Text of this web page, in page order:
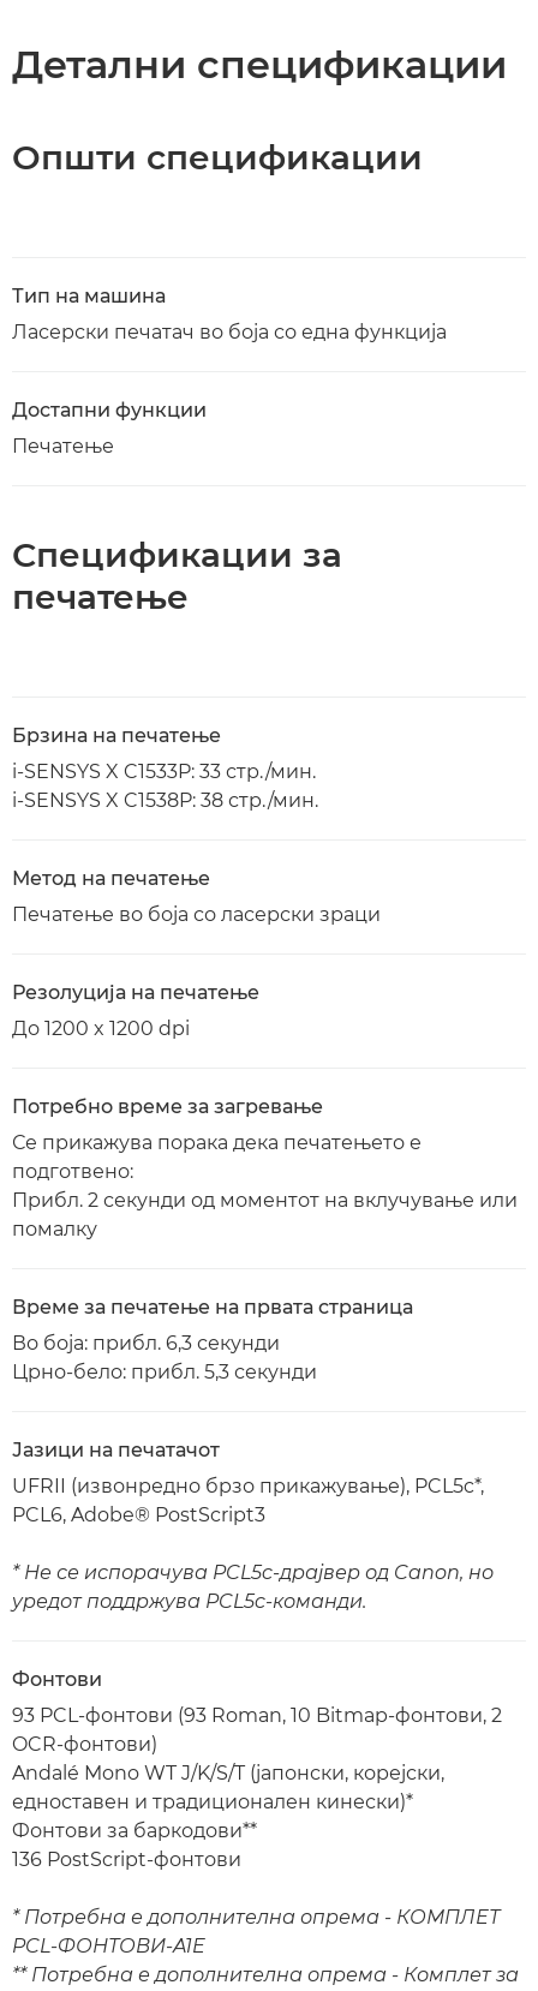
Детални спецификации
Општи спецификации
Тип на машина
Ласерски печатач во боја со една функција
Достапни функции
Печатење
Спецификации за
печатење
Брзина на печатење
i-SENSYS X C1533P: 33 стр./мин.
i-SENSYS X C1538P: 38 стр./мин.
Метод на печатење
Печатење во боја со ласерски зраци
Резолуција на печатење
До 1200 x 1200 dpi
Потребно време за загревање
Се прикажува порака дека печатењето е
подготвено:
Прибл. 2 секунди од моментот на вклучување или
помалку
Време за печатење на првата страница
Во боја: прибл. 6,3 секунди
Црно-бело: прибл. 5,3 секунди
Јазици на печатачот
UFRII (извонредно брзо прикажување), PCL5c*,
PCL6, Adobe® PostScript3
* Не се испорачува PCL5c-драјвер од Canon, но
уредот поддржува PCL5c-команди.
Фонтови
93 PCL-фонтови (93 Roman, 10 Bitmap-фонтови, 2
OCR-фонтови)
Andalé Mono WT J/K/S/T (јапонски, корејски,
едноставен и традиционален кинески)*
Фонтови за баркодови**
136 PostScript-фонтови
* Потребна е дополнителна опрема - КОМПЛЕТ
PCL-ФОНТОВИ-A1E
** Потребна е дополнителна опрема - Комплет за